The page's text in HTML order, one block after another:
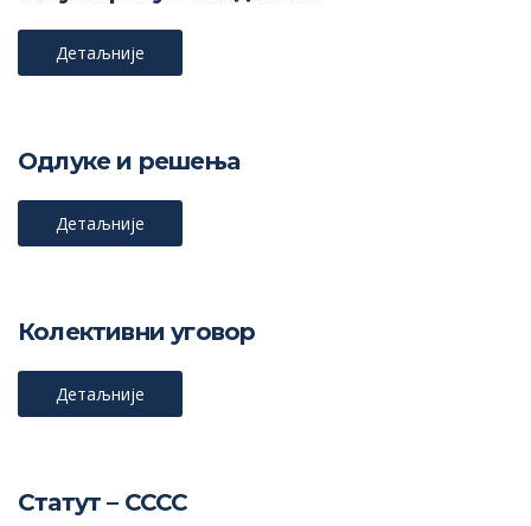
Детаљније
Одлуке и решења
Детаљније
Колективни уговор
Детаљније
Статут – СССС